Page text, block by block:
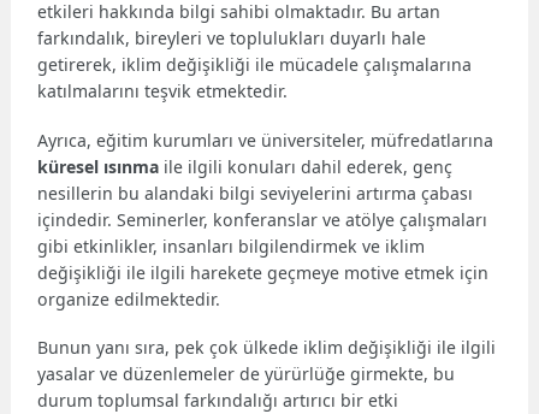
etkileri hakkında bilgi sahibi olmaktadır. Bu artan
farkındalık, bireyleri ve toplulukları duyarlı hale
getirerek, iklim değişikliği ile mücadele çalışmalarına
katılmalarını teşvik etmektedir.
Ayrıca, eğitim kurumları ve üniversiteler, müfredatlarına
küresel ısınma ile ilgili konuları dahil ederek, genç
nesillerin bu alandaki bilgi seviyelerini artırma çabası
içindedir. Seminerler, konferanslar ve atölye çalışmaları
gibi etkinlikler, insanları bilgilendirmek ve iklim
değişikliği ile ilgili harekete geçmeye motive etmek için
organize edilmektedir.
Bunun yanı sıra, pek çok ülkede iklim değişikliği ile ilgili
yasalar ve düzenlemeler de yürürlüğe girmekte, bu
durum toplumsal farkındalığı artırıcı bir etki